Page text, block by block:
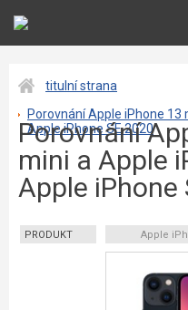
titulní strana
Porovnání Apple iPhone 13
Apple iPhone SE 2020
Porovnání
mini a Apple
Apple iPhone
PRODUKT Apple